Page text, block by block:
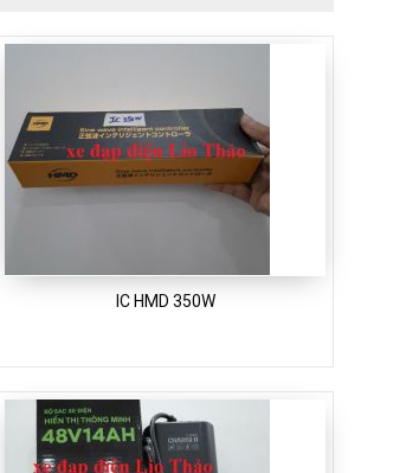
IC HMD 350W